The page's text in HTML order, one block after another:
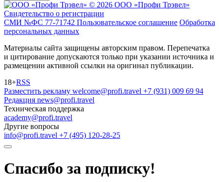
© 2026 ООО «Профи Трэвeл»
Свидетельство о регистрации
СМИ №ФС 77-71742 Пользовательское соглашение Обработка
персональных данных
Материалы сайта защищены авторским правом. Перепечатка
и цитирование допускаются только при указании источника и
размещении активной ссылки на оригинал публикации.
18+RSS
Разместить рекламу welcome@profi.travel +7 (931) 009 69 94
Редакция news@profi.travel
Техническая поддержка
academy@profi.travel
Другие вопросы
info@profi.travel +7 (495) 120-28-25
Спасибо за подписку!